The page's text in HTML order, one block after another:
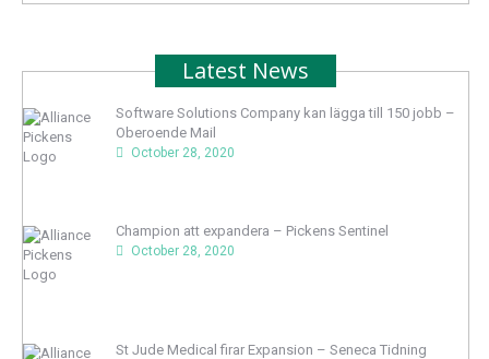
Latest News
Software Solutions Company kan lägga till 150 jobb –
Oberoende Mail
October 28, 2020
Champion att expandera – Pickens Sentinel
October 28, 2020
St Jude Medical firar Expansion – Seneca Tidning